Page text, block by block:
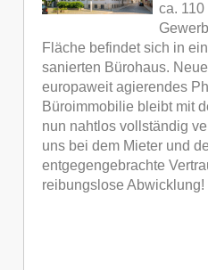
ca. 110
Fläche befindet sich in
sanierten Bürohaus.
europaweit agierendes
Büroimmobilie bleibt mit
nun nahtlos vollständig
uns bei dem Mieter und
entgegengebrachte
reibungslose Abwicklung!